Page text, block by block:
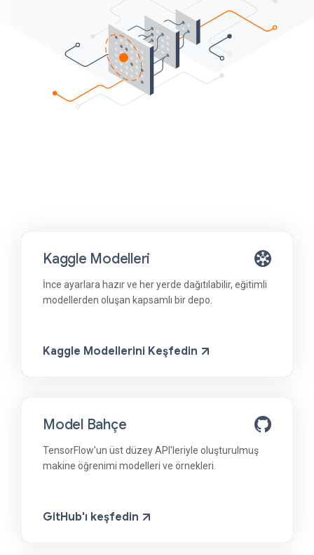
Kaggle Modelleri
İnce ayarlara hazır ve her yerde dağıtılabilir, eğitimli
modellerden oluşan kapsamlı bir depo.
Kaggle Modellerini Keşfedin
Model Bahçe
TensorFlow'un üst düzey API'leriyle oluşturulmuş
makine öğrenimi modelleri ve örnekleri.
GitHub'ı keşfedin